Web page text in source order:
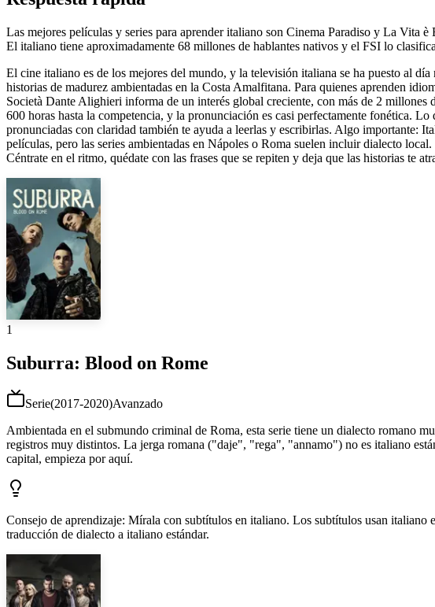
Las mejores películas y series para aprender italiano son Cinema Paradiso y La Vita
El italiano tiene aproximadamente 68 millones de hablantes nativos y el FSI lo
El cine italiano es de los mejores del mundo, y la televisión italiana se ha puesto al
historias de madurez ambientadas en la Costa Amalfitana. Para quienes aprenden
Società Dante Alighieri informa de un interés global creciente, con más de 2 millones
600 horas hasta la competencia, y la pronunciación es casi perfectamente fonética.
pronunciadas con claridad también te ayuda a leerlas y escribirlas. Algo importante:
películas, pero las series ambientadas en Nápoles o Roma suelen incluir dialecto
Céntrate en el ritmo, quédate con las frases que se repiten y deja que las historias te
1
Suburra: Blood on Rome
Serie(2017-2020)Avanzado
Ambientada en el submundo criminal de Roma, esta serie tiene un dialecto romano
registros muy distintos. La jerga romana ("daje", "rega", "annamo") no es italiano
capital, empieza por aquí.
Consejo de aprendizaje: Mírala con subtítulos en italiano. Los subtítulos usan italiano
traducción de dialecto a italiano estándar.